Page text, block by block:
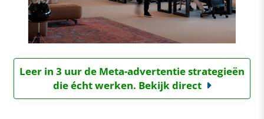
Leer in 3 uur de Meta-advertentie strategieën
die écht werken. Bekijk direct